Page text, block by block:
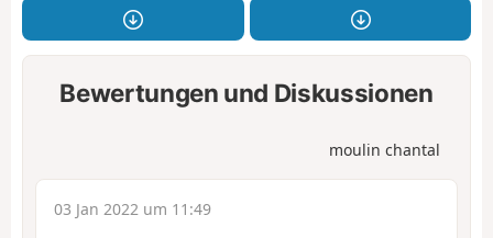
Bewertungen und Diskussionen
moulin chantal
03 Jan 2022 um 11:49